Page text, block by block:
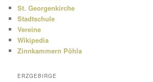
St. Georgenkirche
Stadtschule
Vereine
Wikipedia
Zinnkammern Pöhla
ERZGEBIRGE